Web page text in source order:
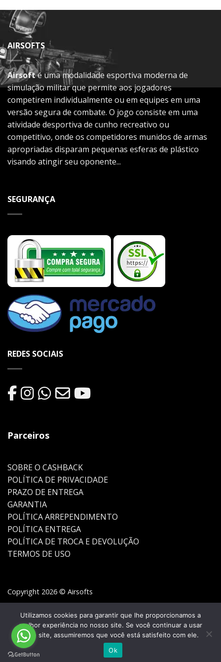
AIRSOFTS
Airsofté uma modalidade esportiva moderna de
simulação militar que permite aos jogadores
competirem individualmente ou em equipes em uma
versão segura de combate. O jogo consiste em uma
atividade desportiva de cunho recreativo ou
competitivo, onde os competidores munidos de armas
apropriadas disparam pequenas esferas de plástico
visando atingir seu oponente...
SEGURANÇA
REDES SOCIAIS
Parceiros
SOBRE O CASHBACK
POLÍTICA DE PRIVACIDADE
PRAZO DE ENTREGA
GARANTIA
POLÍTICA ARREPENDIMENTO
POLÍTICA ENTREGA
POLÍTICA DE TROCA E DEVOLUÇÃO
TERMOS DE USO
Copyright 2026 © Airsofts
Utilizamos cookies para garantir que lhe proporcionamos a
melhor experiência no nosso site. Se você continuar a usar
este site, assumiremos que você está satisfeito com ele.
Ok